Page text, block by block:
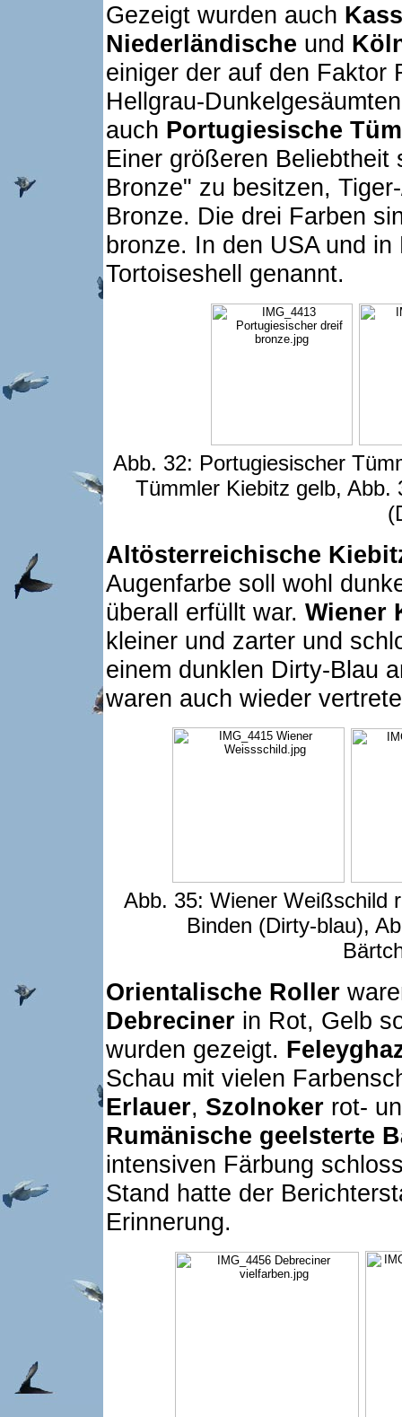
Gezeigt wurden auch
Niederländische und
einiger der auf den Faktor
Hellgrau-
auch Portugiesische
Einer größeren Beliebtheit
Bronze" zu besitzen,
Bronze. Die drei Farben
bronze. In den USA und
Tortoiseshell genannt.
Abb. 32: Portugiesischer
Tümmler Kiebitz gelb,
Altösterreichische
Augenfarbe soll wohl
überall erfüllt war. Wiener
kleiner und zarter und
einem dunklen Dirty-Blau
waren auch wieder
Abb. 35: Wiener Weißschild
Binden (Dirty-blau),
Orientalische Roller
Debrecinerin Rot, Gelb
wurden gezeigt.
Schau mit vielen
Erlauer, Szolnokerrot-
Rumänische geelsterte
intensiven Färbung
Stand hatte der
Erinnerung.